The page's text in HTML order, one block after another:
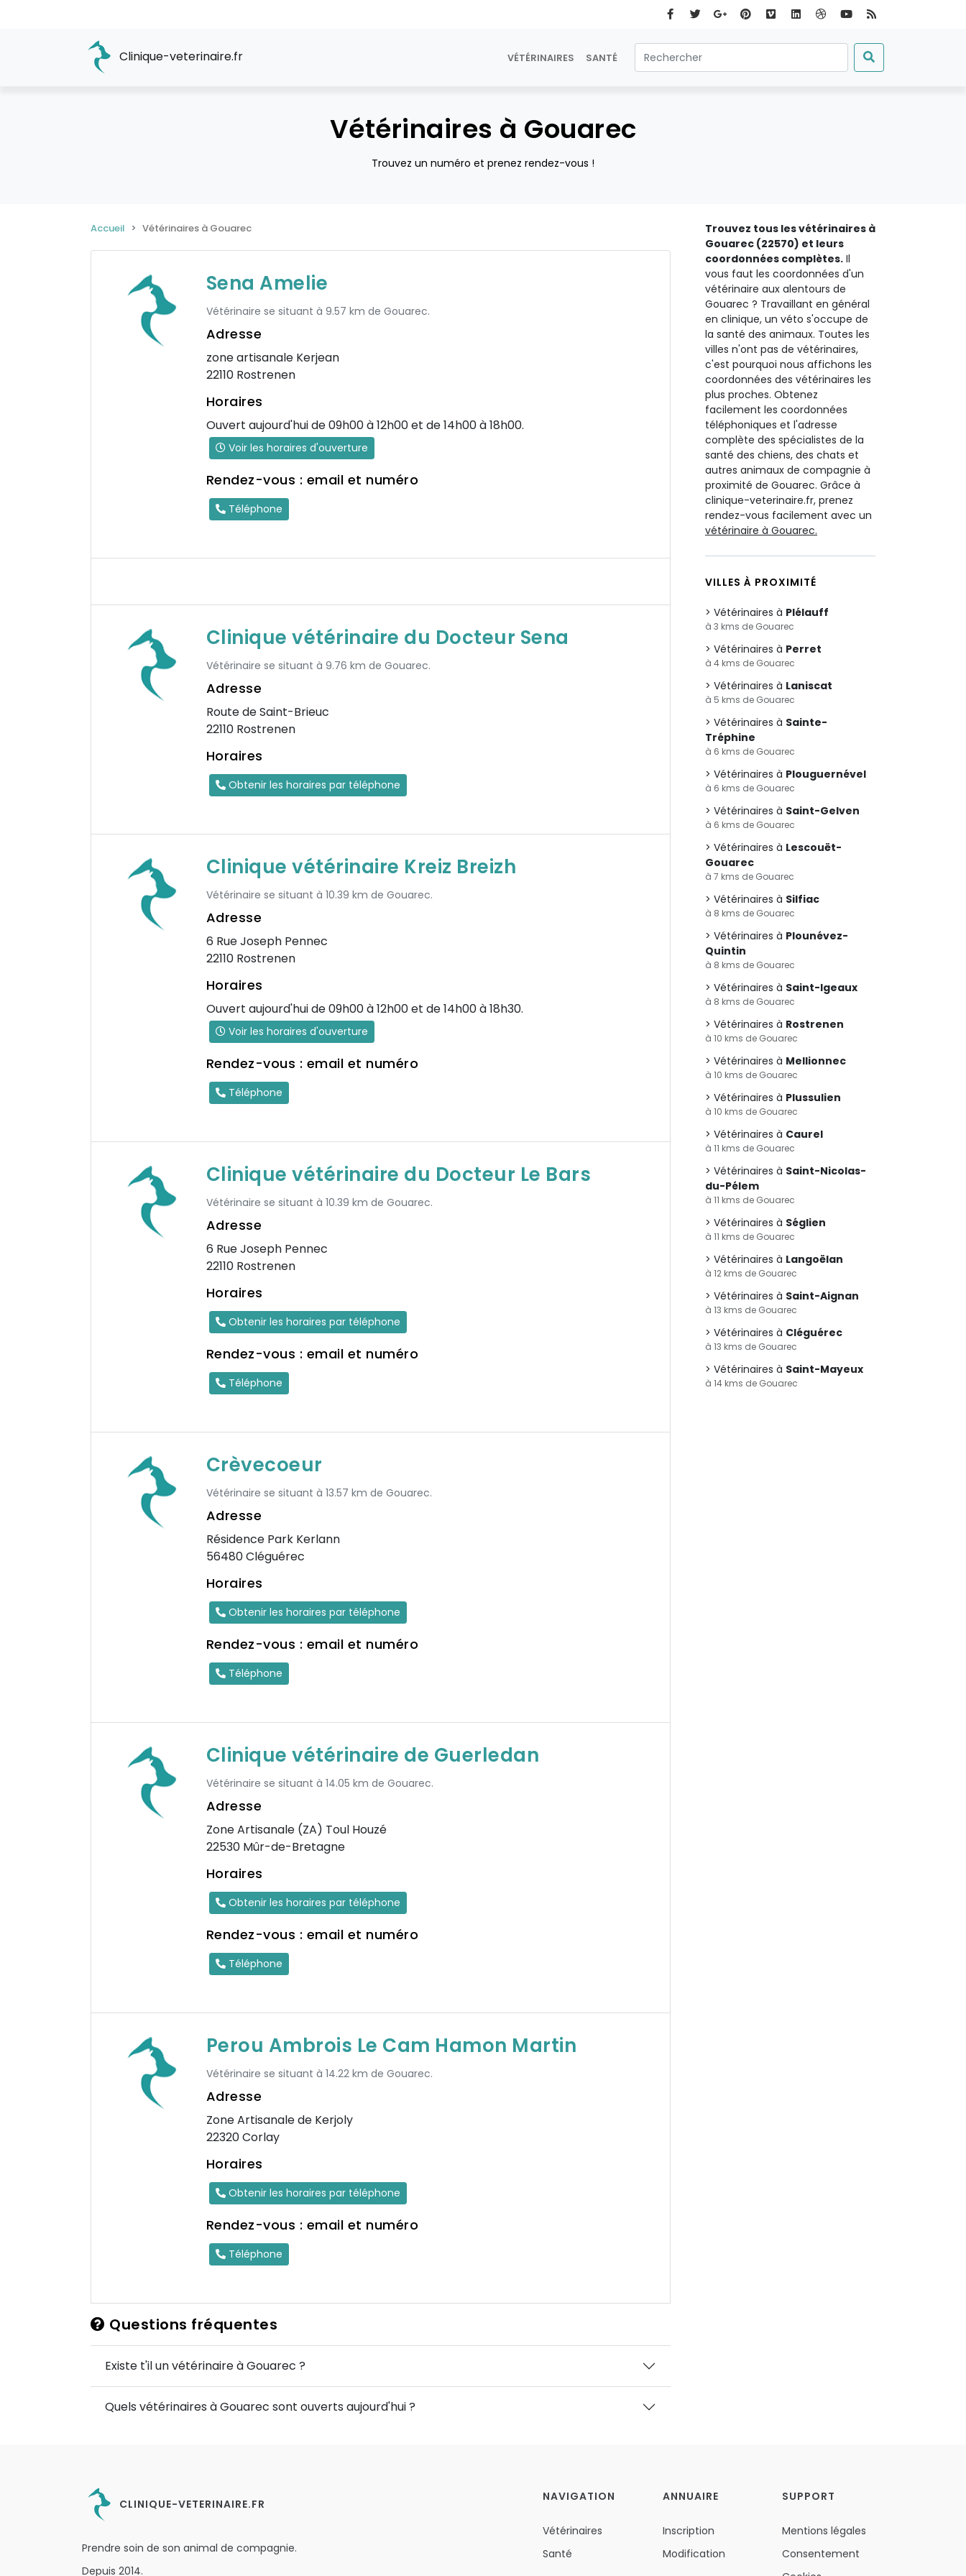
Clinique-veterinaire.fr VÉTÉRINAIRES SANTÉ
Vétérinaires à Gouarec
Trouvez un numéro et prenez rendez-vous !
Accueil Vétérinaires à Gouarec
Sena Amelie
Vétérinaire se situant à 9.57 km de Gouarec.
Adresse
zone artisanale Kerjean
22110 Rostrenen
Horaires
Ouvert aujourd'hui de 09h00 à 12h00 et de 14h00 à 18h00.
Voir les horaires d'ouverture
Rendez-vous : email et numéro
Téléphone
Clinique vétérinaire du Docteur Sena
Vétérinaire se situant à 9.76 km de Gouarec.
Adresse
Route de Saint-Brieuc
22110 Rostrenen
Horaires
Obtenir les horaires par téléphone
Clinique vétérinaire Kreiz Breizh
Vétérinaire se situant à 10.39 km de Gouarec.
Adresse
6 Rue Joseph Pennec
22110 Rostrenen
Horaires
Ouvert aujourd'hui de 09h00 à 12h00 et de 14h00 à 18h30.
Voir les horaires d'ouverture
Rendez-vous : email et numéro
Téléphone
Clinique vétérinaire du Docteur Le Bars
Vétérinaire se situant à 10.39 km de Gouarec.
Adresse
6 Rue Joseph Pennec
22110 Rostrenen
Horaires
Obtenir les horaires par téléphone
Rendez-vous : email et numéro
Téléphone
Crèvecoeur
Vétérinaire se situant à 13.57 km de Gouarec.
Adresse
Résidence Park Kerlann
56480 Cléguérec
Horaires
Obtenir les horaires par téléphone
Rendez-vous : email et numéro
Téléphone
Clinique vétérinaire de Guerledan
Vétérinaire se situant à 14.05 km de Gouarec.
Adresse
Zone Artisanale (ZA) Toul Houzé
22530 Mûr-de-Bretagne
Horaires
Obtenir les horaires par téléphone
Rendez-vous : email et numéro
Téléphone
Perou Ambrois Le Cam Hamon Martin
Vétérinaire se situant à 14.22 km de Gouarec.
Adresse
Zone Artisanale de Kerjoly
22320 Corlay
Horaires
Obtenir les horaires par téléphone
Rendez-vous : email et numéro
Téléphone
Questions fréquentes
Existe t'il un vétérinaire à Gouarec ?
Quels vétérinaires à Gouarec sont ouverts aujourd'hui ?
Trouvez tous les vétérinaires à
Gouarec (22570) et leurs
coordonnées complètes. Il
vous faut les coordonnées d'un
vétérinaire aux alentours de
Gouarec ? Travaillant en général
en clinique, un véto s'occupe de
la santé des animaux. Toutes les
villes n'ont pas de vétérinaires,
c'est pourquoi nous affichons les
coordonnées des vétérinaires les
plus proches. Obtenez
facilement les coordonnées
téléphoniques et l'adresse
complète des spécialistes de la
santé des chiens, des chats et
autres animaux de compagnie à
proximité de Gouarec. Grâce à
clinique-veterinaire.fr, prenez
rendez-vous facilement avec un
vétérinaire à Gouarec.
VILLES À PROXIMITÉ
Vétérinaires à Plélauff
à 3 kms de Gouarec
Vétérinaires à Perret
à 4 kms de Gouarec
Vétérinaires à Laniscat
à 5 kms de Gouarec
Vétérinaires à Sainte-
Tréphine
à 6 kms de Gouarec
Vétérinaires à Plouguernével
à 6 kms de Gouarec
Vétérinaires à Saint-Gelven
à 6 kms de Gouarec
Vétérinaires à Lescouët-
Gouarec
à 7 kms de Gouarec
Vétérinaires à Silfiac
à 8 kms de Gouarec
Vétérinaires à Plounévez-
Quintin
à 8 kms de Gouarec
Vétérinaires à Saint-Igeaux
à 8 kms de Gouarec
Vétérinaires à Rostrenen
à 10 kms de Gouarec
Vétérinaires à Mellionnec
à 10 kms de Gouarec
Vétérinaires à Plussulien
à 10 kms de Gouarec
Vétérinaires à Caurel
à 11 kms de Gouarec
Vétérinaires à Saint-Nicolas-
du-Pélem
à 11 kms de Gouarec
Vétérinaires à Séglien
à 11 kms de Gouarec
Vétérinaires à Langoëlan
à 12 kms de Gouarec
Vétérinaires à Saint-Aignan
à 13 kms de Gouarec
Vétérinaires à Cléguérec
à 13 kms de Gouarec
Vétérinaires à Saint-Mayeux
à 14 kms de Gouarec
CLINIQUE-VETERINAIRE.FR
Prendre soin de son animal de compagnie.
Depuis 2014.
NAVIGATION
Vétérinaires
Santé
ANNUAIRE
Inscription
Modification
SUPPORT
Mentions légales
Consentement